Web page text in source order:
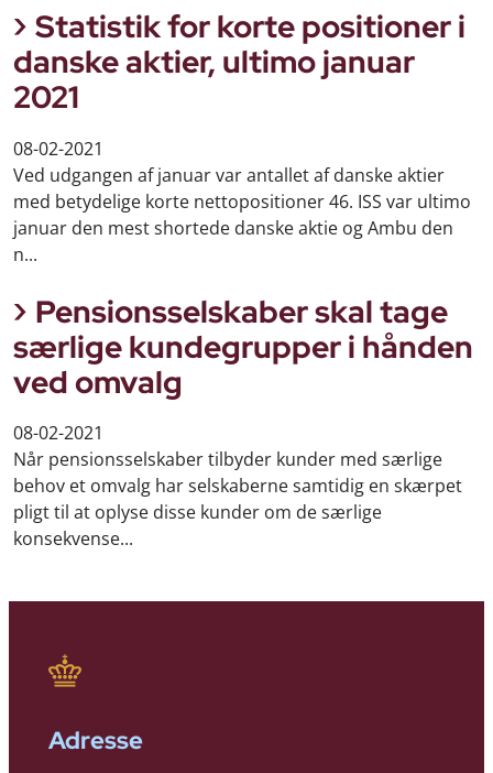
Statistik for korte positioner i
danske aktier, ultimo januar
2021
08-02-2021
Ved udgangen af januar var antallet af danske aktier
med betydelige korte nettopositioner 46. ISS var ultimo
januar den mest shortede danske aktie og Ambu den
n...
Pensionsselskaber skal tage
særlige kundegrupper i hånden
ved omvalg
08-02-2021
Når pensionsselskaber tilbyder kunder med særlige
behov et omvalg har selskaberne samtidig en skærpet
pligt til at oplyse disse kunder om de særlige
konsekvense...
Adresse